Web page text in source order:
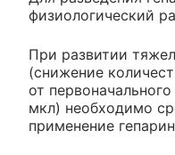
физиологический
При развитии
(снижение
от
мкл) необходимо
применение